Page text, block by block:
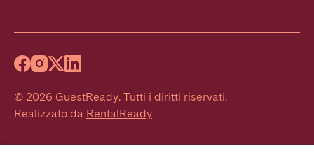
© 2026 GuestReady. Tutti i diritti riservati.
Realizzato da RentalReady